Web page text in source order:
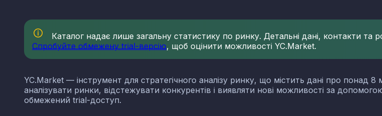
Каталог надає лише загальну статистику по ринку. Детальні дані, контакти та
Спробуйте обмежену trial-версію, щоб оцінити можливості YC.Market.
YC.Market — інструмент для стратегічного аналізу ринку, що містить дані про понад
аналізувати ринки, відстежувати конкурентів і виявляти нові можливості за
обмежений trial-доступ.